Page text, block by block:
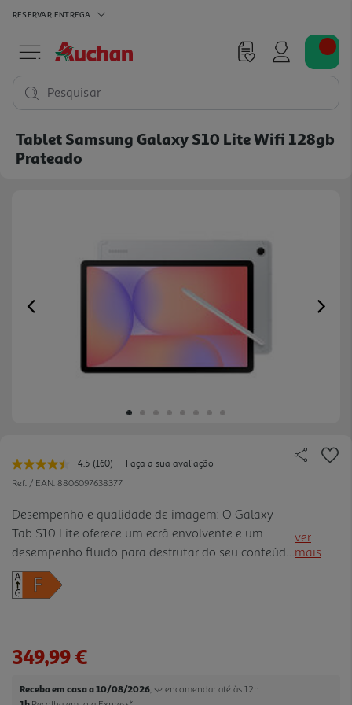
RESERVAR ENTREGA
Pesquisar
Tablet Samsung Galaxy S10 Lite Wifi 128gb
Prateado
Previous
4.5 Leu
160
para
a
mesma
página.
(160)
Faça a sua avaliação
Ref. / EAN: 8806097638377
Desempenho e qualidade de imagem: O Galaxy
Tab S10 Lite oferece um ecrã envolvente e um
desempenho fluido para desfrutar do seu conteúdo
favorito a qualquer momento. Com uma grande
autonomia e um design leve, é o tablet ideal para
juntamente com a S Pen, vai muito além de
simples anotações. Permite escrever com total
ver
mais
349,99 €
Receba em casa a 10/08/2026 , se encomendar até às 12h.